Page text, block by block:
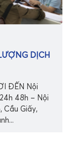
DỊCH
ĐẾN Nội
48h – Nội
Cầu Giấy,